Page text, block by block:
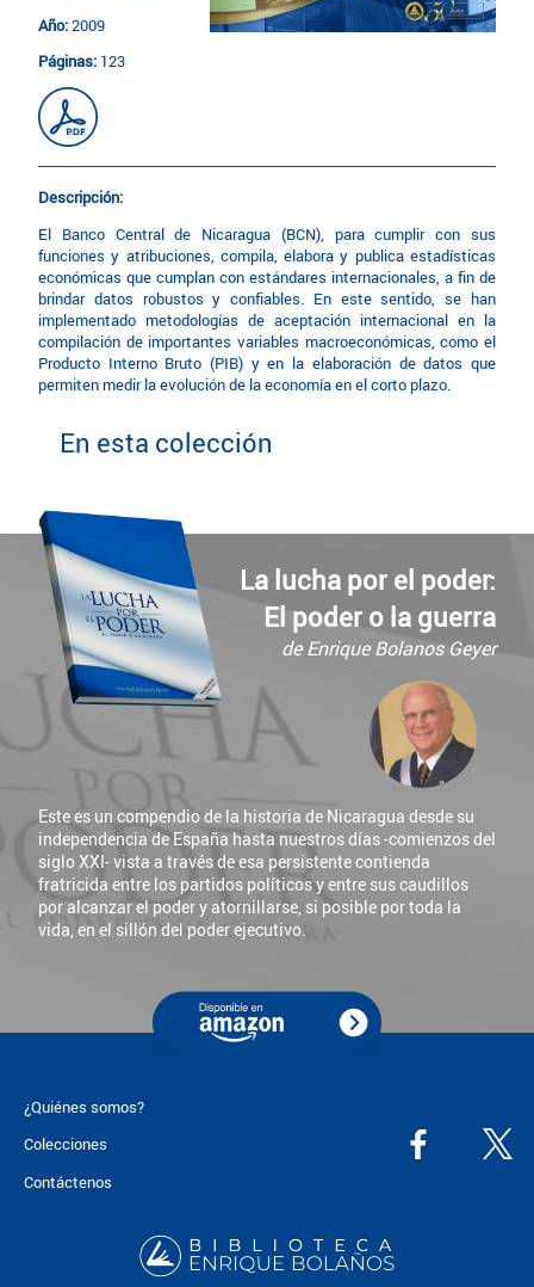
Año:2009
Páginas: 123
Descripción:
El Banco Central de Nicaragua (BCN), para cumplir con sus
funciones y atribuciones, compila, elabora y publica estadísticas
económicas que cumplan con estándares internacionales, a fin de
brindar datos robustos y confiables. En este sentido, se han
implementado metodologías de aceptación internacional en la
compilación de importantes variables macroeconómicas, como el
Producto Interno Bruto (PIB) y en la elaboración de datos que
permiten medir la evolución de la economía en el corto plazo.
En esta colección
La lucha por el poder:
El poder o la guerra
de Enrique Bolanos Geyer
Este es un compendio de la historia de Nicaragua desde su
independencia de España hasta nuestros días -comienzos del
siglo XXI- vista a través de esa persistente contienda
fratricida entre los partidos políticos y entre sus caudillos
por alcanzar el poder y atornillarse, si posible por toda la
vida, en el sillón del poder ejecutivo.
¿Quiénes somos?
Colecciones
Contáctenos